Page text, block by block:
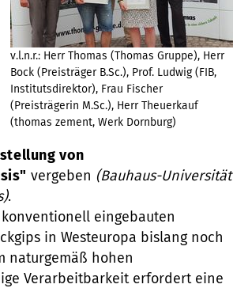
v.l.n.r.: Herr Thomas (Thomas Gruppe), Herr
Bock (Preisträger B.Sc.), Prof. Ludwig (FIB,
Institutsdirektor), Frau Fischer
(Preisträgerin M.Sc.), Herr Theuerkauf
(thomas zement, Werk Dornburg)
von
vergeben (Bauhaus-Universität
.
eingebauten
in Westeuropa bislang noch
naturgemäß hohen
Verarbeitbarkeit erfordert eine